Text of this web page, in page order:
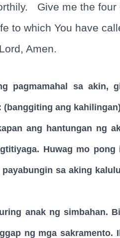
Give me the four
which You have
Amen.
pagmamahal sa akin,
ang kahilingan)
ang hantungan ng
Huwag mo pong
sa aking
anak ng simbahan.
ng mga